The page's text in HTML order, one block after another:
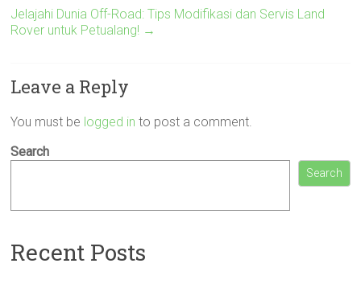
Jelajahi Dunia Off-Road: Tips Modifikasi dan Servis Land
Rover untuk Petualang! →
Leave a Reply
You must be logged in to post a comment.
Search
Search
Recent Posts